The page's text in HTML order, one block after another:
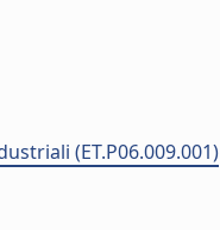
(ET.P06.009.001)